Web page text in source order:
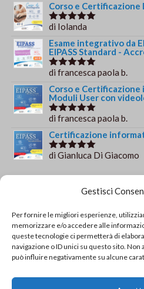
Gestisci
Per fornire le migliori esperienze,
memorizzare e/o accedere alle
queste tecnologie ci permetterà di
navigazione o ID unici su questo sito.
può influire negativamente su alcune
Corso e
Valutato5
di Iolanda
Esame integrativo da
EIPASS Standard -
Valutato5
di francesca paola b.
Corso e Certificazione
Moduli User con
Valutato5
di francesca paola b.
Certificazione
Valutato5
di Gianluca Di Giacomo
84013 Cava de' Tirreni
+39 329 952 9244
info@solsisacademy.it
Lun-Ven: 09:30-18:30, Sab:
Pausa pranzo: 13:30-15:30